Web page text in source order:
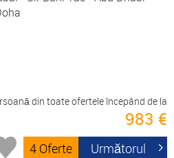
din toate ofertele începând de la
983 €
4 Oferte Următorul